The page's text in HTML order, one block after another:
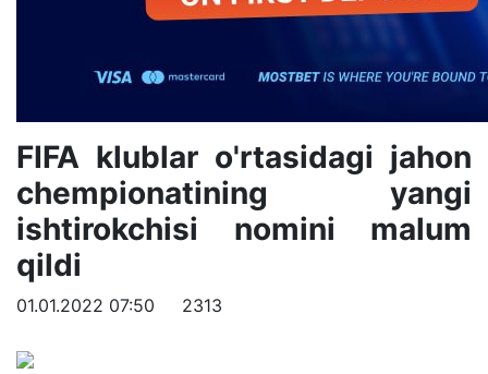
FIFA klublar o'rtasidagi jahon
chempionatining yangi
ishtirokchisi nomini malum
qildi
01.01.2022 07:50 2313